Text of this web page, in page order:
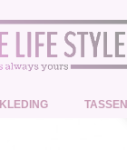
KLEDING TASSEN